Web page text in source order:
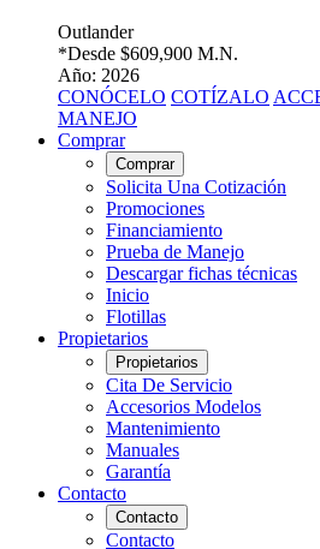
Outlander
*Desde $609,900 M.N.
Año: 2026
CONÓCELO COTÍZALO
MANEJO
Comprar
Comprar
Solicita Una Cotización
Promociones
Financiamiento
Prueba de Manejo
Descargar fichas técnicas
Inicio
Flotillas
Propietarios
Propietarios
Cita De Servicio
Accesorios Modelos
Mantenimiento
Manuales
Garantía
Contacto
Contacto
Contacto